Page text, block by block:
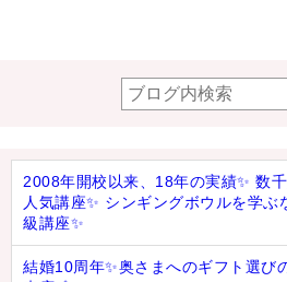
2008年開校以来、18年の実績✨ 数
人気講座✨ シンギングボウルを学ぶ
級講座✨
結婚10周年✨奥さまへのギフト選び